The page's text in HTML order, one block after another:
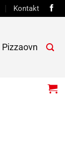
Kontakt
Pizzaovn